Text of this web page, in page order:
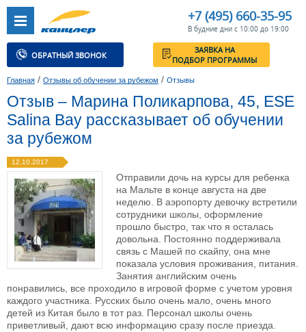
+7 (495) 660-35-95
В будние дни с 10:00 до 19:00
ОБРАТНЫЙ ЗВОНОК
ЗАЯВКА НА
ПОДБОР ПРОГРАММЫ
Главная / Отзывы об обучении за рубежом / Отзывы
Отзыв – Марина Поликарпова, 45, ESE
Salina Bay рассказывает об обучении
за рубежом
12.10.2017
Отправили дочь на курсы для ребенка
на Мальте в конце августа на две
неделю. В аэропорту девочку встретили
сотрудники школы, оформление
прошло быстро, так что я осталась
довольна. Постоянно поддерживала
связь с Машей по скайпу, она мне
показала условия проживания, питания.
Занятия английским очень
понравились, все проходило в игровой форме с учетом уровня
каждого участника. Русских было очень мало, очень много
детей из Китая было в тот раз. Персонал школы очень
приветливый, дают всю информацию сразу после приезда.